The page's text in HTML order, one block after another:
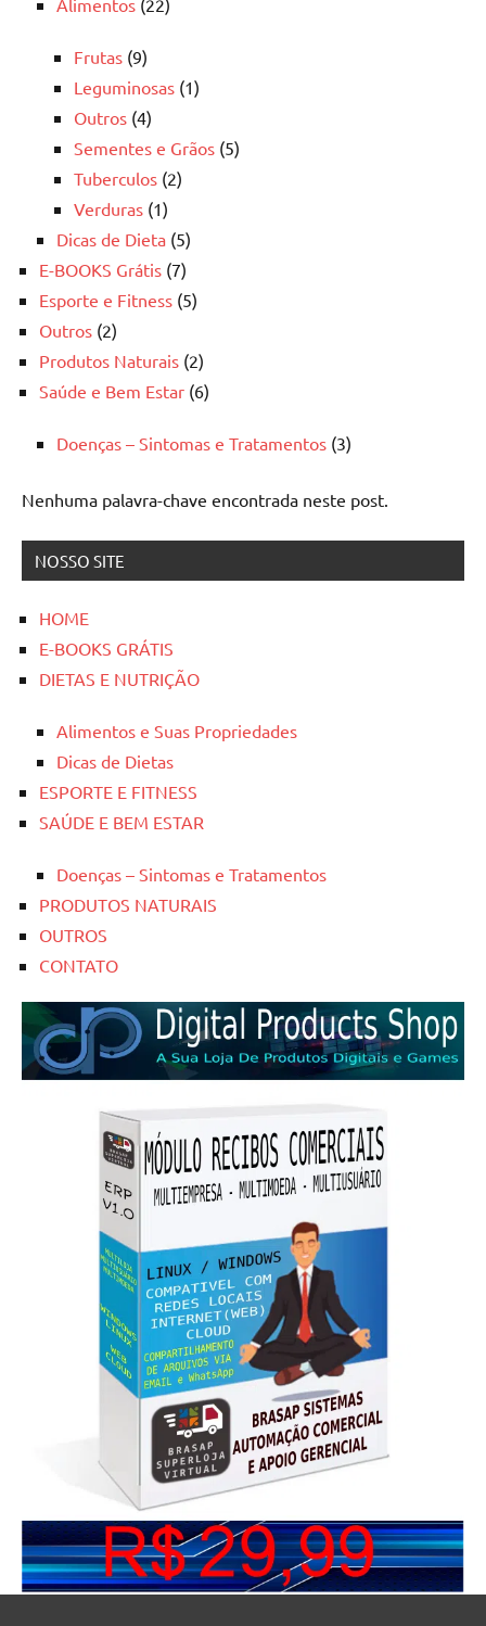
Alimentos (22)
Frutas (9)
Leguminosas (1)
Outros (4)
Sementes e Grãos (5)
Tuberculos (2)
Verduras (1)
Dicas de Dieta (5)
E-BOOKS Grátis (7)
Esporte e Fitness (5)
Outros (2)
Produtos Naturais (2)
Saúde e Bem Estar (6)
Doenças – Sintomas e Tratamentos (3)
Nenhuma palavra-chave encontrada neste post.
NOSSO SITE
HOME
E-BOOKS GRÁTIS
DIETAS E NUTRIÇÃO
Alimentos e Suas Propriedades
Dicas de Dietas
ESPORTE E FITNESS
SAÚDE E BEM ESTAR
Doenças – Sintomas e Tratamentos
PRODUTOS NATURAIS
OUTROS
CONTATO